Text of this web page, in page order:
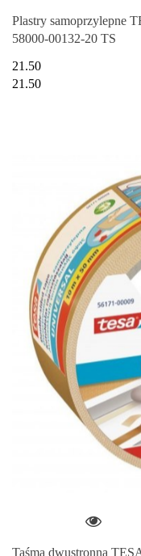
Plastry samoprzylepne
58000-00132-20 TS
21.50
21.50
Taśma dwustronna